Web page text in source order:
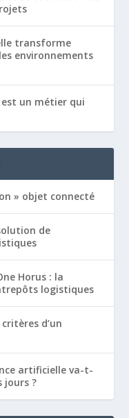
transforme
environnements
un métier qui
» objet connecté
de
Horus : la
logistiques
critères d’un
artificielle va-t-
jours ?